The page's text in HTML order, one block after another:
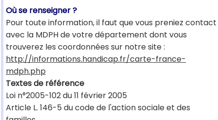
Où se renseigner ?
Pour toute information, il faut que vous preniez contact
avec la MDPH de votre département dont vous
trouverez les coordonnées sur notre site :
http://informations.handicap.fr/carte-france-
mdph.php
Textes de référence
Loi n°2005-102 du 11 février 2005
Article L. 146-5 du code de l'action sociale et des